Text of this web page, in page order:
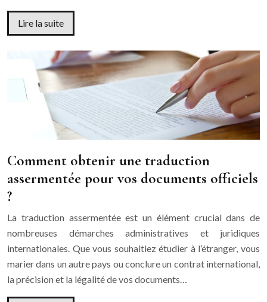
Lire la suite
Comment obtenir une traduction
assermentée pour vos documents officiels
?
La traduction assermentée est un élément crucial dans de
nombreuses démarches administratives et juridiques
internationales. Que vous souhaitiez étudier à l’étranger, vous
marier dans un autre pays ou conclure un contrat international,
la précision et la légalité de vos documents…